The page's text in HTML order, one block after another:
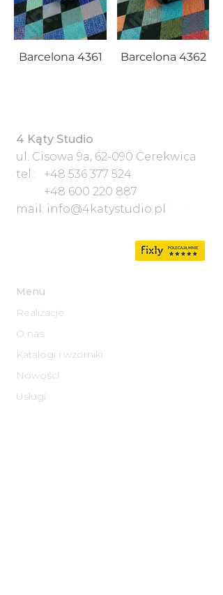
Barcelona 4361 Barcelona 4362
4 Kąty Studio
ul. Cisowa 9a, 62-090 Cerekwica
tel.: +48 536 377 524
+48 600 220 887
mail: info@4katystudio.pl
Menu
Realizacje
O nas
Katalogi i wzorniki
Nowości
Usługi